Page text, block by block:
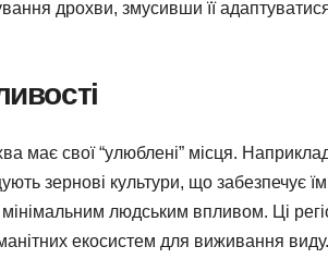
дрохви, змусивши її
має свої “улюблені” місця.
зернові культури, що забезпечує
людським впливом. Ці
екосистем для виживання виду.